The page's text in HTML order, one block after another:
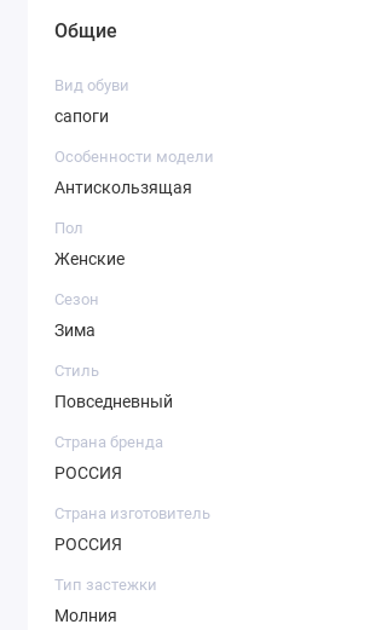
Общие
Вид обуви
сапоги
Особенности модели
Антискользящая
Пол
Женские
Сезон
Зима
Стиль
Повседневный
Страна бренда
РОССИЯ
Страна изготовитель
РОССИЯ
Тип застежки
Молния